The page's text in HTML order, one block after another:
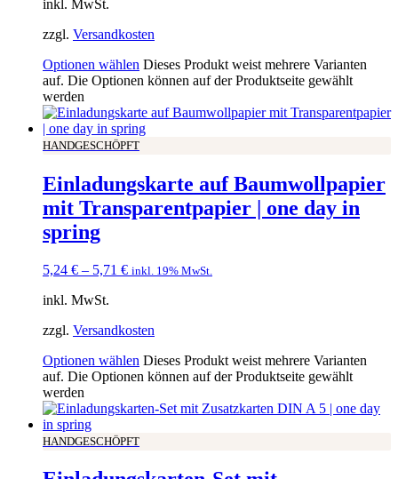
inkl. MwSt.
zzgl. Versandkosten
Optionen wählen Dieses Produkt weist mehrere Varianten
auf. Die Optionen können auf der Produktseite gewählt
werden
HANDGESCHÖPFT
Einladungskarte auf Baumwollpapier
mit Transparentpapier | one day in
spring
5,24 € – 5,71 € inkl. 19% MwSt.
inkl. MwSt.
zzgl. Versandkosten
Optionen wählen Dieses Produkt weist mehrere Varianten
auf. Die Optionen können auf der Produktseite gewählt
werden
HANDGESCHÖPFT